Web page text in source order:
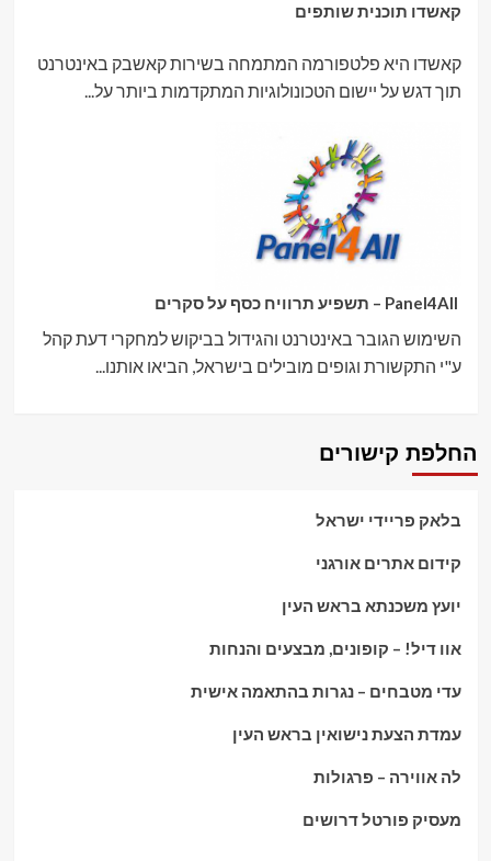
קאשדו תוכנית שותפים
קאשדו היא פלטפורמה המתמחה בשירות קאשבק באינטרנט
תוך דגש על יישום הטכונולוגיות המתקדמות ביותר על...
השימוש הגובר באינטרנט והגידול בביקוש למחקרי דעת קהל
ע"י התקשורת וגופים מובילים בישראל, הביאו אותנו...
החלפת קישורים
בלאק פריידי ישראל
קידום אתרים אורגני
יועץ משכנתא בראש העין
אוו דיל! – קופונים, מבצעים והנחות
עדי מטבחים – נגרות בהתאמה אישית
עמדת הצעת נישואין בראש העין
לה אווירה – פרגולות
מעסיק פורטל דרושים